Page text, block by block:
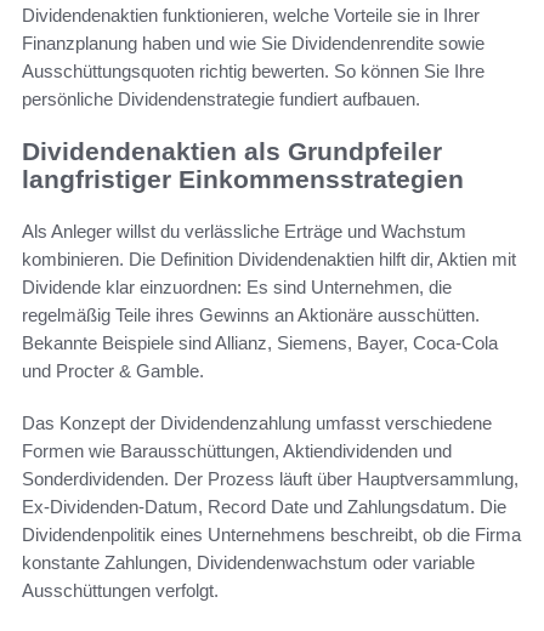
Dividendenaktien funktionieren, welche Vorteile sie in Ihrer
Finanzplanung haben und wie Sie Dividendenrendite sowie
Ausschüttungsquoten richtig bewerten. So können Sie Ihre
persönliche Dividendenstrategie fundiert aufbauen.
Dividendenaktien als Grundpfeiler
langfristiger Einkommensstrategien
Als Anleger willst du verlässliche Erträge und Wachstum
kombinieren. Die Definition Dividendenaktien hilft dir, Aktien mit
Dividende klar einzuordnen: Es sind Unternehmen, die
regelmäßig Teile ihres Gewinns an Aktionäre ausschütten.
Bekannte Beispiele sind Allianz, Siemens, Bayer, Coca-Cola
und Procter & Gamble.
Das Konzept der Dividendenzahlung umfasst verschiedene
Formen wie Barausschüttungen, Aktiendividenden und
Sonderdividenden. Der Prozess läuft über Hauptversammlung,
Ex-Dividenden-Datum, Record Date und Zahlungsdatum. Die
Dividendenpolitik eines Unternehmens beschreibt, ob die Firma
konstante Zahlungen, Dividendenwachstum oder variable
Ausschüttungen verfolgt.